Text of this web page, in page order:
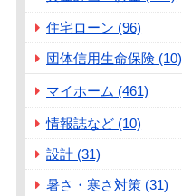
住宅ローン (96)
団体信用生命保険 (10)
マイホーム (461)
情報誌など (10)
設計 (31)
暑さ・寒さ対策 (31)